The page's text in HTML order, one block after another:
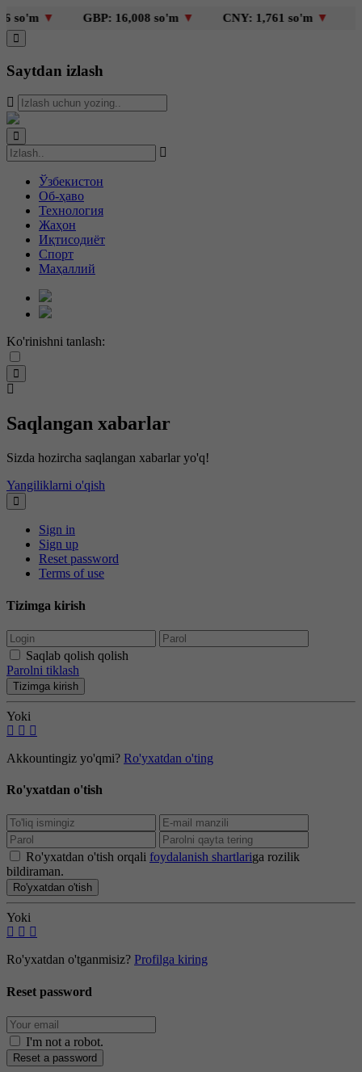
▼ GBP: 16,008 so'm▼ CNY: 1,761 so'm▼
Saytdan izlash
Ўзбекистон
Об-ҳаво
Технология
Жаҳон
Иқтисодиёт
Спорт
Маҳаллий
Ko'rinishni tanlash:
Saqlangan xabarlar
Sizda hozircha saqlangan xabarlar yo'q!
Yangiliklarni o'qish
Sign in
Sign up
Reset password
Terms of use
Tizimga kirish
Saqlab qolish qolish
Parolni tiklash
Tizimga kirish
Yoki
Akkountingiz yo'qmi? Ro'yxatdan o'ting
Ro'yxatdan o'tish
Ro'yxatdan o'tish orqali foydalanish shartlariga rozilik
bildiraman.
Ro'yxatdan o'tish
Yoki
Ro'yxatdan o'tganmisiz? Profilga kiring
Reset password
I'm not a robot.
Reset a password